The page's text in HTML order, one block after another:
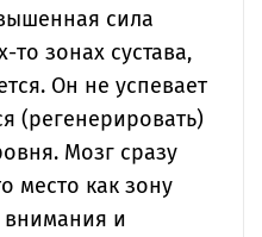
сила
то зонах сустава,
Он не успевает
(регенерировать)
Мозг сразу
место как зону
и